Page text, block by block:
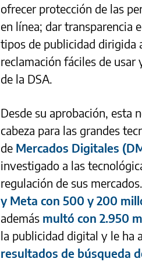
ofrecer protección de las
en línea; dar transparencia
tipos de publicidad dirigida
reclamación fáciles de
de la DSA.
Desde su aprobación, esta
cabeza para las grandes
de Mercados Digitales
investigado a las
regulación de sus
y Meta con 500 y 200
además multó con 2.950
la publicidad digital y le ha
resultados de búsqueda